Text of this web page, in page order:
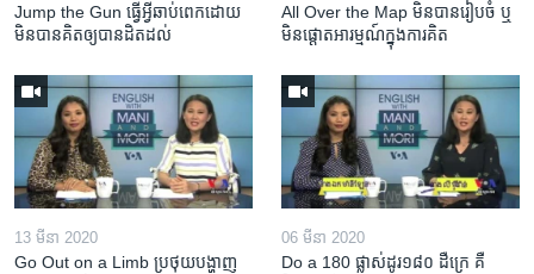
Jump the Gun ធ្វើ​អ្វី​ឆាប់ពេក​ដោយ​
មិន​បាន​គិត​ឲ្យ​បាន​ដិតដល់
All Over the Map មិន​បាន​រៀបចំ ឬ
មិន​ផ្តោត​អារម្មណ៍​ក្នុងការ​គិត
13 មីនា 2020
Go Out on a Limb ប្រថុយ​បង្ហាញ​
06 មីនា 2020
Do a 180 ផ្លាស់ដូរ១៨០ ដឺក្រេ គឺ